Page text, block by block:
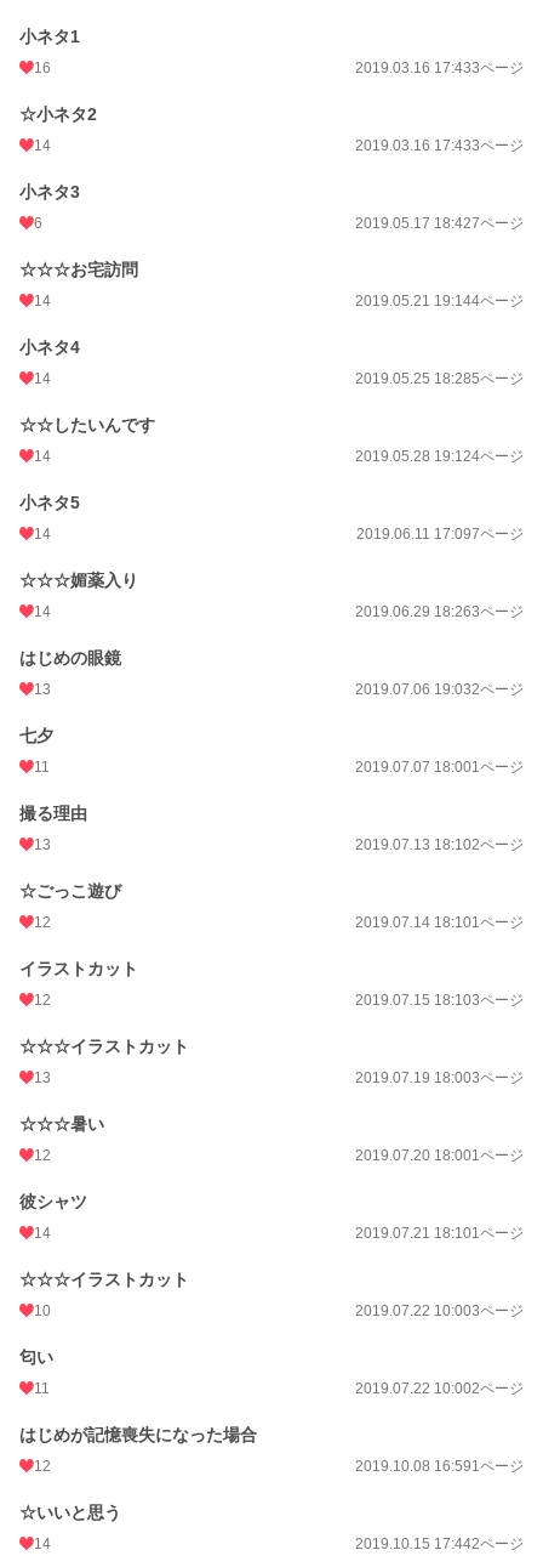
小ネタ1
16 2019.03.16 17:433ページ
☆小ネタ2
14 2019.03.16 17:433ページ
小ネタ3
6 2019.05.17 18:427ページ
☆☆☆お宅訪問
14 2019.05.21 19:144ページ
小ネタ4
14 2019.05.25 18:285ページ
☆☆したいんです
14 2019.05.28 19:124ページ
小ネタ5
14 2019.06.11 17:097ページ
☆☆☆媚薬入り
14 2019.06.29 18:263ページ
はじめの眼鏡
13 2019.07.06 19:032ページ
七夕
11 2019.07.07 18:001ページ
撮る理由
13 2019.07.13 18:102ページ
☆ごっこ遊び
12 2019.07.14 18:101ページ
イラストカット
12 2019.07.15 18:103ページ
☆☆☆イラストカット
13 2019.07.19 18:003ページ
☆☆☆暑い
12 2019.07.20 18:001ページ
彼シャツ
14 2019.07.21 18:101ページ
☆☆☆イラストカット
10 2019.07.22 10:003ページ
匂い
11 2019.07.22 10:002ページ
はじめが記憶喪失になった場合
12 2019.10.08 16:591ページ
☆いいと思う
14 2019.10.15 17:442ページ